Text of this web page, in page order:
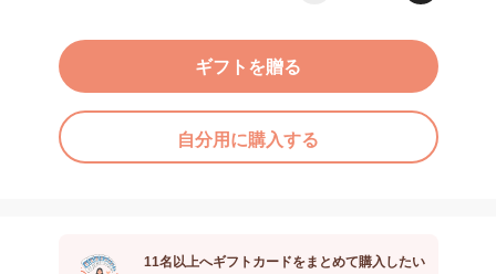
ギフトを贈る
自分用に購入する
11名以上へギフトカードをまとめて購入したい